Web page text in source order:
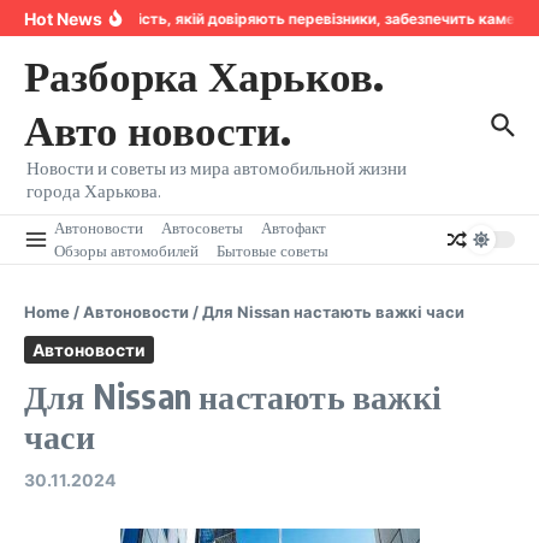
Перейти к содержанию
Hot NewsНадійність, якій довіряють перевізники, забезпечить
Разборка Харьков.
Авто новости.
Новости и советы из мира автомобильной жизни
города Харькова.
Автоновости Автосоветы
Автофакт
Обзоры автомобилей
Бытовые советы
Home /Автоновости /Для Nissan настають важкі часи
Автоновости
Для Nissan настають важкі
часи
30.11.2024